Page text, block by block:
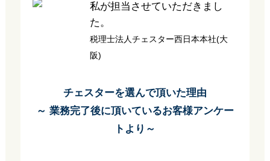
私が担当させていただきまし
た。
税理士法人チェスター西日本本社(大
阪)
チェスターを選んで頂いた理由
～ 業務完了後に頂いているお客様アンケー
トより～